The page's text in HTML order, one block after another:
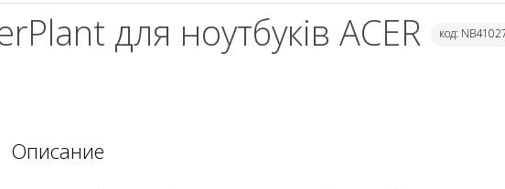
для ноутбуків ACER код:
Описание